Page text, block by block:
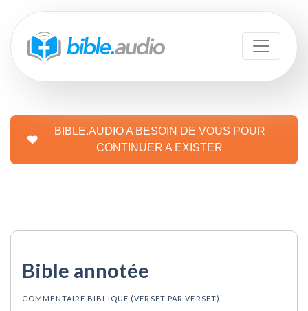
BIBLE.AUDIO A BESOIN DE VOUS POUR
CONTINUER A EXISTER
Bible annotée
COMMENTAIRE BIBLIQUE (VERSET PAR VERSET)